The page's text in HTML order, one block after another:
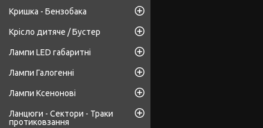
Кришка - Бензобака
Крісло дитяче / Бустер
Лампи LED габаритні
Лампи Галогенні
Лампи Ксенонові
Ланцюги - Сектори - Траки
протиковзання